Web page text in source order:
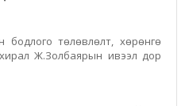
бодлого төлөвлөлт, хөрөнгө
Ж.Золбаярын ивээл дор